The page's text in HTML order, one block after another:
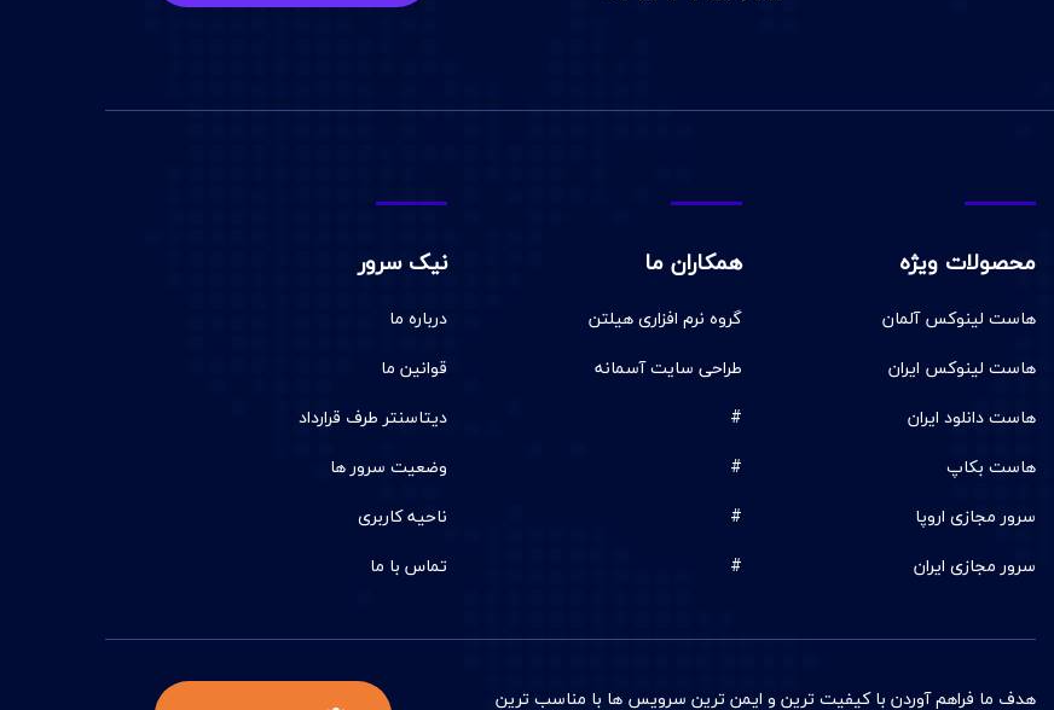
محصولات ویژه
هاست لینوکس آلمان
هاست لینوکس ایران
هاست دانلود ایران
هاست بکاپ
سرور مجازی اروپا
سرور مجازی ایران
همکاران ما
گروه نرم افزاری هیلتن
طراحی سایت آسمانه
#
#
#
#
نیک سرور
درباره ما
قوانین ما
دیتاسنتر طرف قرارداد
وضعیت سرور ها
ناحیه کاربری
تماس با ما
هدف ما فراهم آوردن با کيفيت ترين و ایمن ترین سرويس ها با مناسب ترين